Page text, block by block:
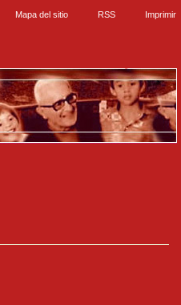
Mapa del sitio RSS Imprimir